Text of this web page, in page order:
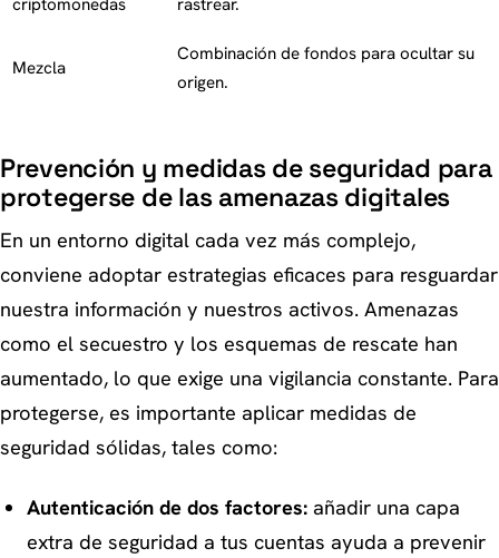
Mezcla
Combinación de fondos para ocultar su
origen.
Prevención y medidas de seguridad para
protegerse de las amenazas digitales
En un entorno digital cada vez más complejo,
conviene adoptar estrategias eficaces para resguardar
nuestra información y nuestros activos. Amenazas
como el secuestro y los esquemas de rescate han
aumentado, lo que exige una vigilancia constante. Para
protegerse, es importante aplicar medidas de
seguridad sólidas, tales como:
Autenticación de dos factores:añadir una capa
extra de seguridad a tus cuentas ayuda a prevenir